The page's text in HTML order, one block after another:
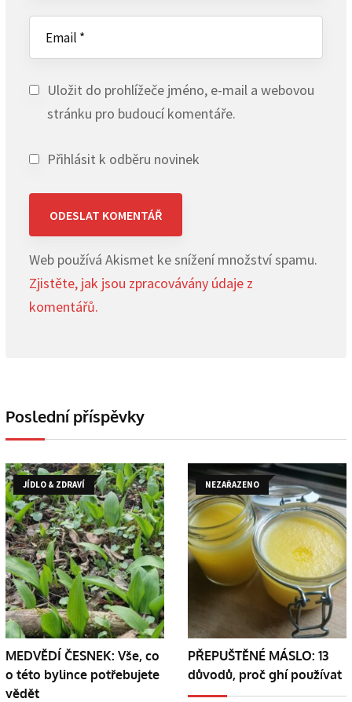
Uložit do prohlížeče jméno, e-mail a webovou
stránku pro budoucí komentáře.
Přihlásit k odběru novinek
Web používá Akismet ke snížení množství spamu.
Zjistěte, jak jsou zpracovávány údaje z
komentářů.
Poslední příspěvky
JÍDLO & ZDRAVÍ
MEDVĚDÍ ČESNEK: Vše, co
o této bylince potřebujete
vědět
NEZAŘAZENO
PŘEPUŠTĚNÉ MÁSLO: 13
důvodů, proč ghí používat